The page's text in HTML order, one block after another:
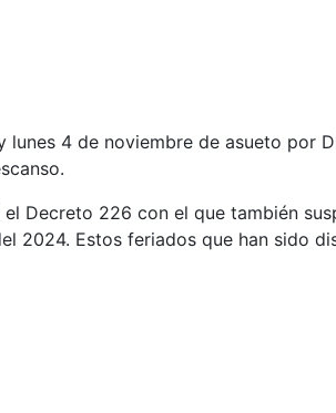
lunes 4 de noviembre de asueto por
Decreto 226 con el que también
2024. Estos feriados que han sido